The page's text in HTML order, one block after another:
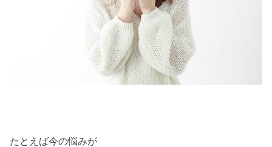
たとえば今の悩みが